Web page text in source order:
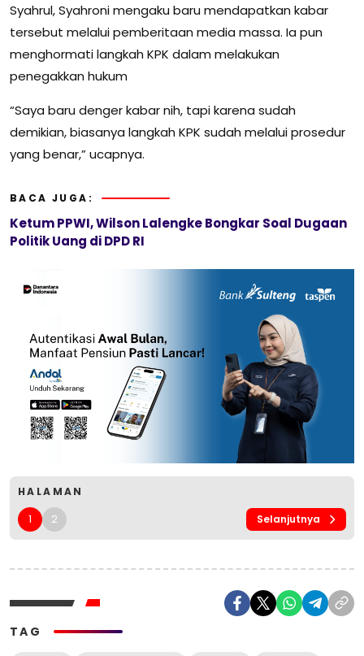
Syahrul, Syahroni mengaku baru mendapatkan kabar
tersebut melalui pemberitaan media massa. Ia pun
menghormati langkah KPK dalam melakukan
penegakkan hukum
“Saya baru denger kabar nih, tapi karena sudah
demikian, biasanya langkah KPK sudah melalui prosedur
yang benar,” ucapnya.
BACA JUGA:
Ketum PPWI, Wilson Lalengke Bongkar Soal Dugaan
Politik Uang di DPD RI
HALAMAN
1 2 Selanjutnya
TAG